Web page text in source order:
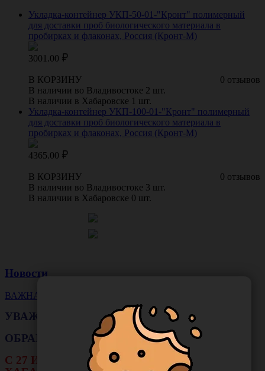
Укладка-контейнер УКП-50-01-"Кронт" полимерный
для доставки проб биологического материала в
пробирках и флаконах, Россия (Кронт-М)
3001.00
0 отзывов
В КОРЗИНУ
В наличии во Владивостоке 2 шт.
В наличии в Хабаровске 1 шт.
Укладка-контейнер УКП-100-01-"Кронт" полимерный
для доставки проб биологического материала в
пробирках и флаконах, Россия (Кронт-М)
4365.00
0 отзывов
В КОРЗИНУ
В наличии во Владивостоке 3 шт.
В наличии в Хабаровске 0 шт.
Новости
ВАЖНАЯ НОВОСТЬ
УВАЖАЕМЫЕ КЛИЕНТЫ!
ОБРАЩАЕМ ВАШЕ ВНИМАНИЕ!!!
С 27 ИЮЛЯ ПО 16 АВГУСТА В ФИЛИАЛЕ Г.